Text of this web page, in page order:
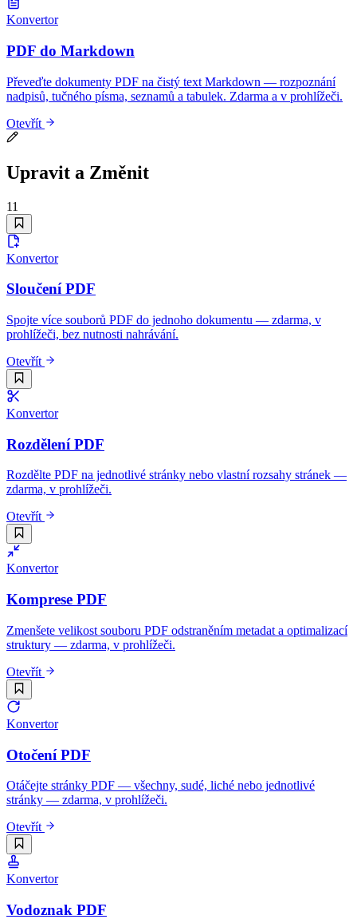
Konvertor
PDF do Markdown
Převeďte dokumenty PDF na čistý text Markdown — rozpoznání
nadpisů, tučného písma, seznamů a tabulek. Zdarma a v prohlížeči.
Otevřít
Upravit a Změnit
11
Konvertor
Sloučení PDF
Spojte více souborů PDF do jednoho dokumentu — zdarma, v
prohlížeči, bez nutnosti nahrávání.
Otevřít
Konvertor
Rozdělení PDF
Rozdělte PDF na jednotlivé stránky nebo vlastní rozsahy stránek —
zdarma, v prohlížeči.
Otevřít
Konvertor
Komprese PDF
Zmenšete velikost souboru PDF odstraněním metadat a optimalizací
struktury — zdarma, v prohlížeči.
Otevřít
Konvertor
Otočení PDF
Otáčejte stránky PDF — všechny, sudé, liché nebo jednotlivé
stránky — zdarma, v prohlížeči.
Otevřít
Konvertor
Vodoznak PDF